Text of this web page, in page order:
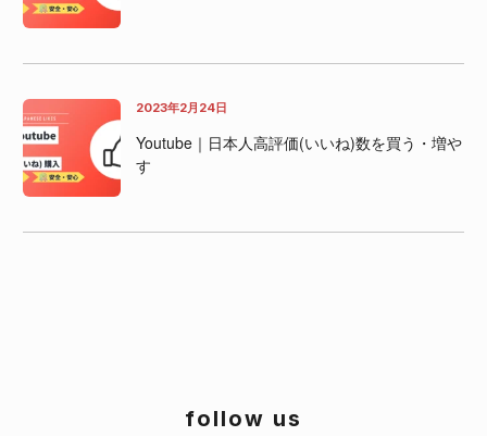
2023年2月24日
Youtube｜日本人高評価(いいね)数を買う・増や
す
follow us